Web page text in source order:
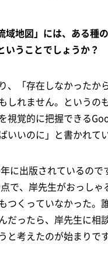
域地図」には、ある種
いうことでしょうか？
、「存在しなかったか
しれません。というの
視覚的に把握できる
いいのに」と書かれて
に出版されているので
で、岸先生がおっしゃ
つくっていなかった。
だったら、岸先生に相
と考えたのが始まりです